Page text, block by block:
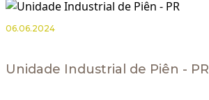
06.06.2024
Unidade Industrial de Piên - PR